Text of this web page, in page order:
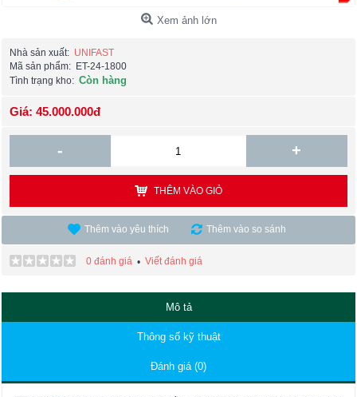
Xem ảnh lớn
Nhà sản xuất: UNIFAST
Mã sản phẩm: ET-24-1800
Tình trạng kho: Còn hàng
Giá: 45.000.000đ
- +
THÊM VÀO GIỎ
Thêm vào yêu thích Thêm vào so sánh
0 đánh giá • Viết đánh giá
Mô tả
Thông số kỹ thuật
Đánh giá (0)